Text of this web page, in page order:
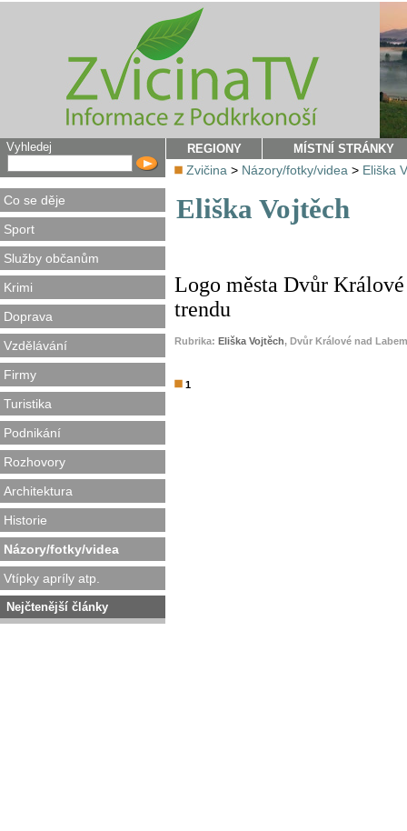
Vyhledej
Co se děje
Sport
Služby občanům
Krimi
Doprava
Vzdělávání
Firmy
Turistika
Podnikání
Rozhovory
Architektura
Historie
Názory/fotky/videa
Vtípky apríly atp.
Nejčtenější články
REGIONY MÍSTNÍ STRÁNKY
Zvičina > Názory/fotky/videa > Eliška
Eliška Vojtěch
Logo města Dvůr
trendu
Rubrika: Eliška Vojtěch, Dvůr Králové nad
1